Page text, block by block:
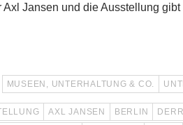
Axl Jansen und die Ausstellung gibt
MUSEEN, UNTERHALTUNG & CO.
AXL JANSEN BERLIN